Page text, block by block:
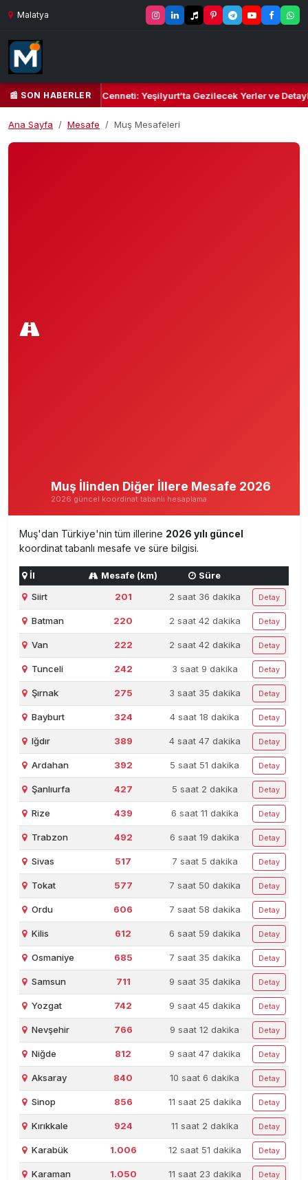
Malatya
📰 SON HABERLER
Yeşil Kalbi ve Kültür Cenneti: Yeşilyurt’ta Gezilecek Yerler ve
Ana Sayfa Mesafe Muş Mesafeleri
Muş İlinden Diğer İllere Mesafe 2026
2026 güncel koordinat tabanlı hesaplama
Muş'dan Türkiye'nin tüm illerine 2026 yılı güncel
koordinat tabanlı mesafe ve süre bilgisi.
İl Mesafe (km)
Süre
Siirt
201 2 saat 36 dakika Detay
Batman 220 2 saat 42 dakika Detay
Van 222 2 saat 42 dakika Detay
Tunceli 242 3 saat 9 dakika Detay
Şırnak 275 3 saat 35 dakika Detay
Bayburt 324 4 saat 18 dakika Detay
Iğdır 389 4 saat 47 dakika Detay
Ardahan 392 5 saat 51 dakika Detay
Şanlıurfa 427 5 saat 2 dakika Detay
Rize 439 6 saat 11 dakika Detay
Trabzon 492 6 saat 19 dakika Detay
Sivas 517 7 saat 5 dakika Detay
Tokat 577 7 saat 50 dakika Detay
Ordu 606 7 saat 58 dakika Detay
Kilis 612 6 saat 59 dakika Detay
Osmaniye 685 7 saat 35 dakika Detay
Samsun 711 9 saat 35 dakika Detay
Yozgat 742 9 saat 45 dakika Detay
Nevşehir 766 9 saat 12 dakika Detay
Niğde 812 9 saat 47 dakika Detay
Aksaray 840 10 saat 6 dakika Detay
Sinop 856 11 saat 25 dakika Detay
Kırıkkale 924 11 saat 2 dakika Detay
Karabük 1.006 12 saat 51 dakika Detay
Karaman 1.050 11 saat 23 dakika Detay